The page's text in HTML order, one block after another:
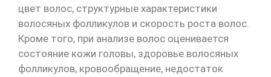
цвет волос, структурные характеристики
волосяных фолликулов и скорость роста волос.
Кроме того, при анализе волос оценивается
состояние кожи головы, здоровье волосяных
фолликулов, кровообращение, недостаток